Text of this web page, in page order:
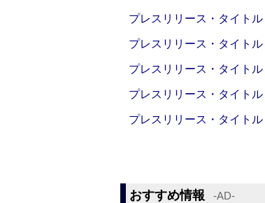
プレスリリース・タイト
プレスリリース・タイト
プレスリリース・タイト
プレスリリース・タイト
プレスリリース・タイト
おすすめ情報 ‐AD‐